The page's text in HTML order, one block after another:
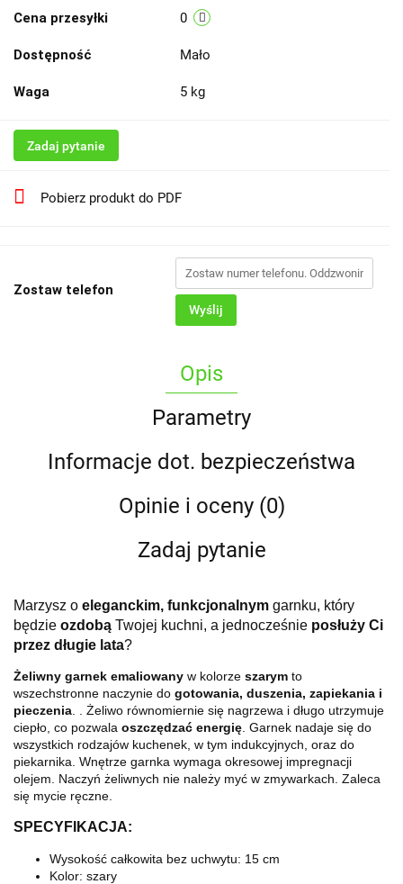
Cena przesyłki 0
Dostępność Mało
Waga 5 kg
Zadaj pytanie
Pobierz produkt do PDF
Zostaw telefon
Wyślij
Opis
Parametry
Informacje dot. bezpieczeństwa
Opinie i oceny (0)
Zadaj pytanie
Marzysz o eleganckim, funkcjonalnym garnku, który
będzie ozdobą Twojej kuchni, a jednocześnie posłuży Ci
przez długie lata?
Żeliwny garnek emaliowany w kolorze szarym to
wszechstronne naczynie do gotowania, duszenia, zapiekania i
pieczenia . . Żeliwo równomiernie się nagrzewa i długo utrzymuje
ciepło, co pozwala oszczędzać energię . Garnek nadaje się do
wszystkich rodzajów kuchenek, w tym indukcyjnych, oraz do
piekarnika. Wnętrze garnka wymaga okresowej impregnacji
olejem. Naczyń żeliwnych nie należy myć w zmywarkach. Zaleca
się mycie ręczne.
SPECYFIKACJA:
Wysokość całkowita bez uchwytu: 15 cm
Kolor: szary